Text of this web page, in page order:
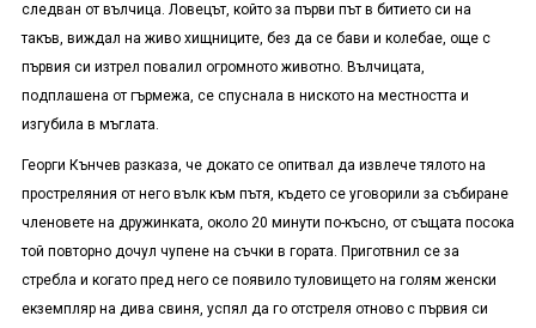
следван от вълчица. Ловецът, който за първи път в битието си на
такъв, виждал на живо хищниците, без да се бави и колебае, още с
първия си изтрел повалил огромното животно. Вълчицата,
подплашена от гърмежа, се спуснала в ниското на местността и
изгубила в мъглата.
Георги Кънчев разказа, че докато се опитвал да извлече тялото на
простреляния от него вълк към пътя, където се уговорили за събиране
членовете на дружинката, около 20 минути по-късно, от същата посока
той повторно дочул чупене на съчки в гората. Приготвнил се за
стребла и когато пред него се появило туловището на голям женски
екземпляр на дива свиня, успял да го отстреля отново с първия си